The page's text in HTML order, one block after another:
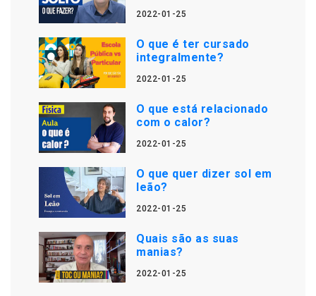
2022-01-25
O que é ter cursado
integralmente?
2022-01-25
O que está relacionado
com o calor?
2022-01-25
O que quer dizer sol em
leão?
2022-01-25
Quais são as suas
manias?
2022-01-25